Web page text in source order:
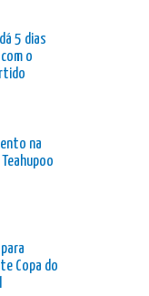
5 dias
o
na
Copa do